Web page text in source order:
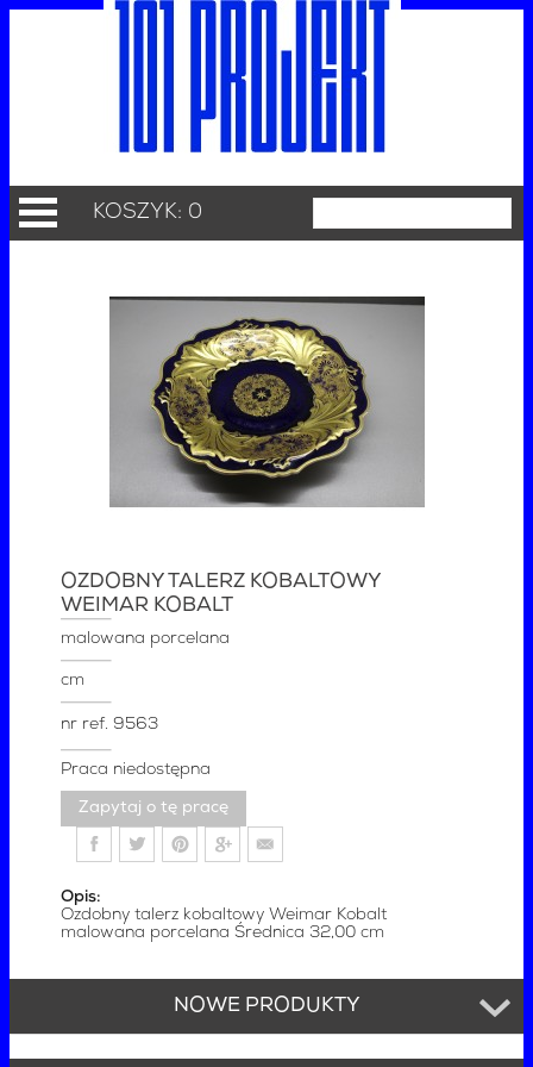
KOSZYK: 0
OZDOBNY TALERZ KOBALTOWY
WEIMAR KOBALT
malowana porcelana
cm
nr ref.9563
Praca niedostępna
Zapytaj o tę pracę
Opis:
Ozdobny talerz kobaltowy Weimar Kobalt
malowana porcelana Średnica 32,00 cm
NOWE PRODUKTY